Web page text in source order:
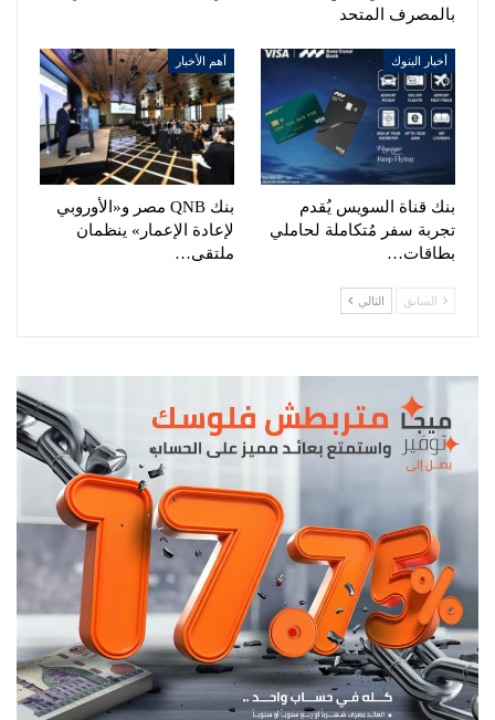
بالمصرف المتحد
أخبار البنوك
بنك قناة السويس يُقدم
تجربة سفر مُتكاملة لحاملي
بطاقات…
أهم الأخبار
بنك QNB مصر و«الأوروبي
لإعادة الإعمار» ينظمان
ملتقى…
السابق التالي